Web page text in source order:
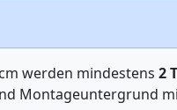
Für eine Garnitur der Länge 100 cm werden mindestens 2
Montageuntergrund